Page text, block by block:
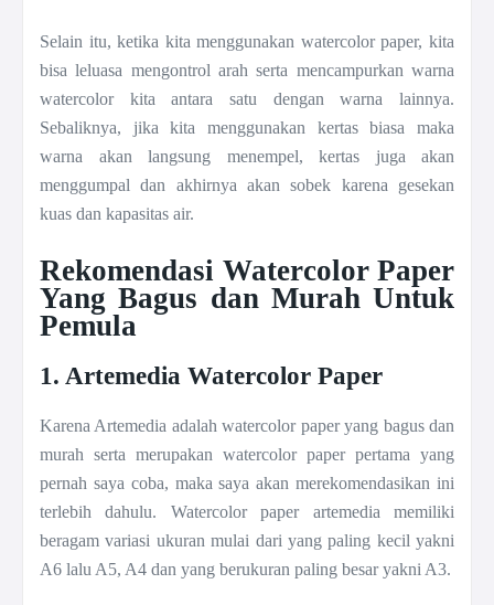
Selain itu, ketika kita menggunakan watercolor paper, kita
bisa leluasa mengontrol arah serta mencampurkan warna
watercolor kita antara satu dengan warna lainnya.
Sebaliknya, jika kita menggunakan kertas biasa maka
warna akan langsung menempel, kertas juga akan
menggumpal dan akhirnya akan sobek karena gesekan
kuas dan kapasitas air.
Rekomendasi Watercolor Paper
Yang Bagus dan Murah Untuk
Pemula
1. Artemedia Watercolor Paper
Karena Artemedia adalah watercolor paper yang bagus dan
murah serta merupakan watercolor paper pertama yang
pernah saya coba, maka saya akan merekomendasikan ini
terlebih dahulu. Watercolor paper artemedia memiliki
beragam variasi ukuran mulai dari yang paling kecil yakni
A6 lalu A5, A4 dan yang berukuran paling besar yakni A3.